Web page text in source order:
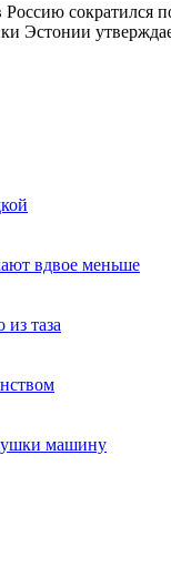
сократился
Эстонии
вдвое меньше
таза
машину